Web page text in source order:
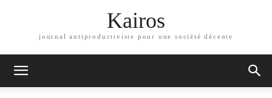
Kairos
journal antiproductiviste pour une société décente